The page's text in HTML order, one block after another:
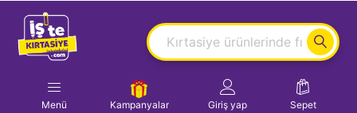
Menü Kampanyalar Giriş yap Sepet